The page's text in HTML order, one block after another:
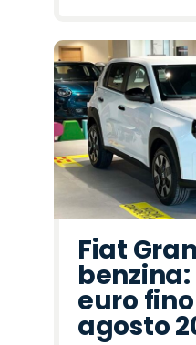
Fiat
benzina:
euro
agosto